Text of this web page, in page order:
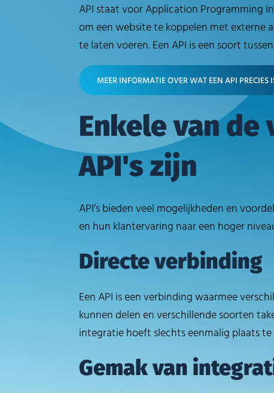
API staat voor Application Programming
om een website te koppelen met externe
te laten voeren. Een API is een soort
MEER INFORMATIE OVER WAT EEN API PRECIES
Enkele van
API's zijn
API’s bieden veel mogelijkheden en
en hun klantervaring naar een hoger
Directe verbinding
Een API is een verbinding waarmee
kunnen delen en verschillende soorten
integratie hoeft slechts eenmalig plaats
Gemak van